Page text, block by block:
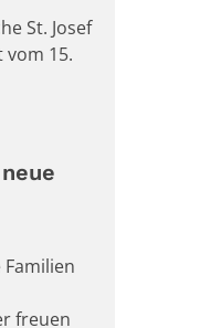
St. Josef
vom 15.
freuen